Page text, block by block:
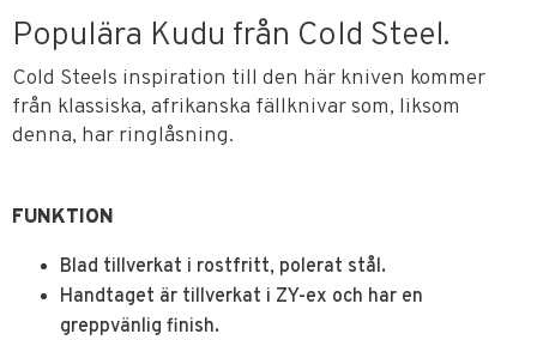
Populära Kudu från Cold Steel.
Cold Steels inspiration till den här kniven kommer
från klassiska, afrikanska fällknivar som, liksom
denna, har ringlåsning.
FUNKTION
Blad tillverkat i rostfritt, polerat stål.
Handtaget är tillverkat i ZY-ex och har en
greppvänlig finish.